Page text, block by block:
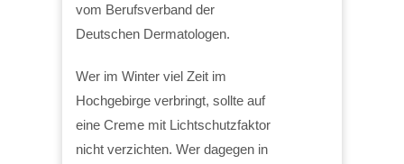
vom Berufsverband der
Deutschen Dermatologen.
Wer im Winter viel Zeit im
Hochgebirge verbringt, sollte auf
eine Creme mit Lichtschutzfaktor
nicht verzichten. Wer dagegen in